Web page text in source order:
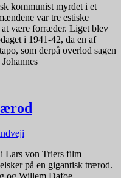
kommunist myrdet i et
var tre estiske
at være forræder. Liget blev
i 1941-42, da en af
som derpå overlod sagen
Lars von Triers film
på en gigantisk trærod.